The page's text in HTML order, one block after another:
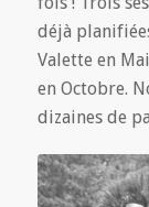
déjà
Valette en
en Octobre.
dizaines de